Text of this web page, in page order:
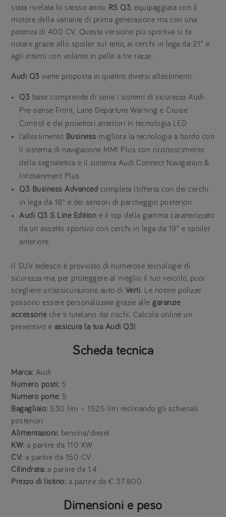
stata rivelata lo stesso anno, RS Q3 , equipaggiata con il
motore della variante di prima generazione ma con una
potenza di 400 CV. Questa versione più sportiva si fa
notare grazie allo spoiler sul tetto, ai cerchi in lega da 21” e
agli interni con volante in pelle a tre razze.
Audi Q3 viene proposta in quattro diversi allestimenti:
Q3 base comprende di serie i sistemi di sicurezza Audi
Pre-sense Front, Lane Departure Warning e Cruise
Control e dei proiettori anteriori in tecnologia LED
l’allestimento Business migliora la tecnologia a bordo con
il sistema di navigazione MMI Plus con riconoscimento
della segnaletica e il sistema Audi Connect Navigation &
Infotainment Plus
Q3 Business Advanced completa l’offerta con dei cerchi
in lega da 18” e dei sensori di parcheggio posteriori
Audi Q3 S Line Edition è il top della gamma caratterizzato
da un assetto sportivo con cerchi in lega da 19” e spoiler
anteriore.
Il SUV tedesco è provvisto di numerose tecnologie di
sicurezza ma, per proteggere al meglio il tuo veicolo, puoi
scegliere un’assicurazione auto di Verti. Le nostre polizze
possono essere personalizzate grazie alle garanzie
accessorieche ti tutelano dai rischi. Calcola online un
preventivo e assicura la tua Audi Q3!
Scheda tecnica
Marca: Audi
Numero posti: 5
Numero porte: 5
Bagagliaio: 530 litri – 1525 litri reclinando gli schienali
posteriori
Alimentazioni: benzina/diesel
KW: a partire da 110 KW
CV: a partire da 150 CV
Cilindrata: a partire da 1.4
Prezzo di listino: a partire da € 37.800
Dimensioni e peso